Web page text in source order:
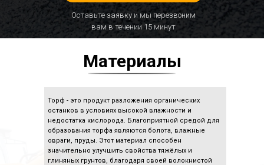
Оставьте заявку и мы перезвоним
вам в течении 15 минут
Материалы
Торф - это продукт разложения органических
останков в условиях высокой влажности и
недостатка кислорода. Благоприятной средой для
образования торфа являются болота, влажные
овраги, пруды. Этот материал способен
значительно улучшить свойства тяжёлых и
глиняных грунтов, благодаря своей волокнистой